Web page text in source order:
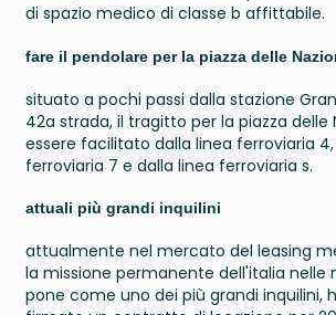
di spazio medico di classe b affittabile.
fare il pendolare per la piazza delle
situato a pochi passi dalla stazione
42a strada, il tragitto per la piazza delle
essere facilitato dalla linea ferroviaria 4,
ferroviaria 7 e dalla linea ferroviaria s.
attuali più grandi inquilini
attualmente nel mercato del leasing
la missione permanente dell'italia nelle
pone come uno dei più grandi inquilini,